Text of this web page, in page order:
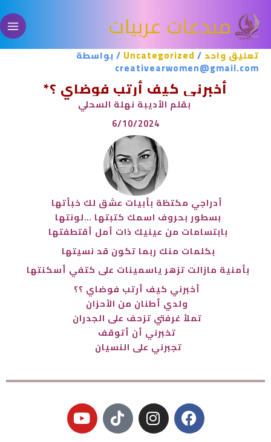
إلى
المحتوىمبدعات عربيات
تعليق واحد /
Uncategorized / بواسطة
creativearwomen@gmail.com
أخبرني كيف أرتب فوضاي ؟*
بقلم الأديبة نهلة السحلي
6/10/2024
أدراجي مكتظة بأبيات عشق لك خبأتها
بسطور بحروف اسمك كتبتها …لونتها
بابتسامات من عينيك ذات أمل أقتطفتها
بكلمات منك ربما تكون قد نسيتها
بأمنية مازالت تزهر ياسمينات على كتفي أسكنتها
أخبرني كيف أرتب فوضاي ؟؟
ولدي أطنان من الأحزان
تملأ غرفتي تزحف على الجدران
تخبرني أن أتوقف
تجبرني على النسيان
Y
o